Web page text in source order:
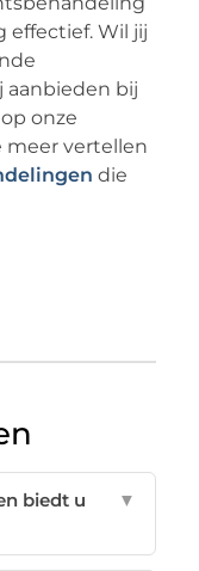
effectief. Wil jij
aanbieden bij
onze
meer vertellen
die
biedt u
▼